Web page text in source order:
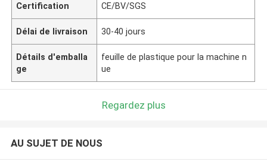
Certification CE/BV/SGS
Délai de livraison 30-40 jours
Détails d'emballa
ge
feuille de plastique pour la machine n
ue
Regardez plus
AU SUJET DE NOUS